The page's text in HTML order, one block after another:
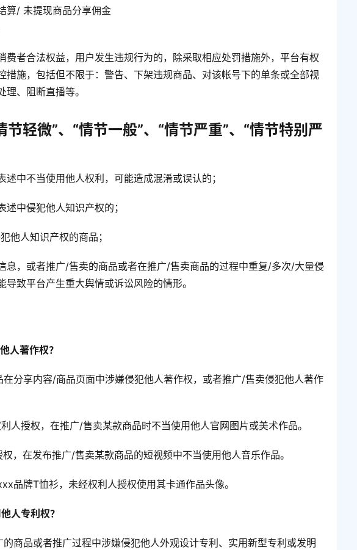
算/ 未提现商品分享佣金
费者合法权益，用户发生违规行为的，除采取相应处罚措施外，平台有权
措施，包括但不限于：警告、下架违规商品、对该帐号下的单条或全部视
、阻断直播等。
节轻微”、“情节一般”、“情节严重”、“情节特别严
述中不当使用他人权利，可能造成混淆或误认的；
述中侵犯他人知识产权的；
他人知识产权的商品；
息，或者推广/售卖的商品或者在推广/售卖商品的过程中重复/多次/大量侵
导致平台产生重大舆情或诉讼风险的情形。
人著作权？
分享内容/商品页面中涉嫌侵犯他人著作权，或者推广/售卖侵犯他人著作
人授权，在推广/售卖某款商品时不当使用他人官网图片或美术作品。
，在发布推广/售卖某款商品的短视频中不当使用他人音乐作品。
品牌T恤衫，未经权利人授权使用其卡通作品头像。
人专利权？
商品或者推广过程中涉嫌侵犯他人外观设计专利、实用新型专利或发明